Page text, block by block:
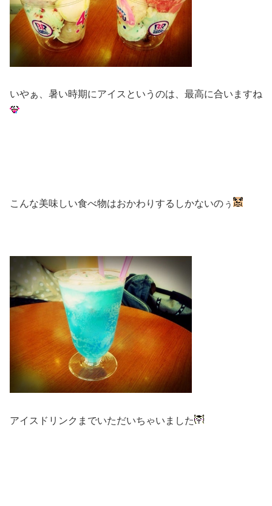
いやぁ、暑い時期にアイスというのは、最高に合いますね
こんな美味しい食べ物はおかわりするしかないのぅ
アイスドリンクまでいただいちゃいました